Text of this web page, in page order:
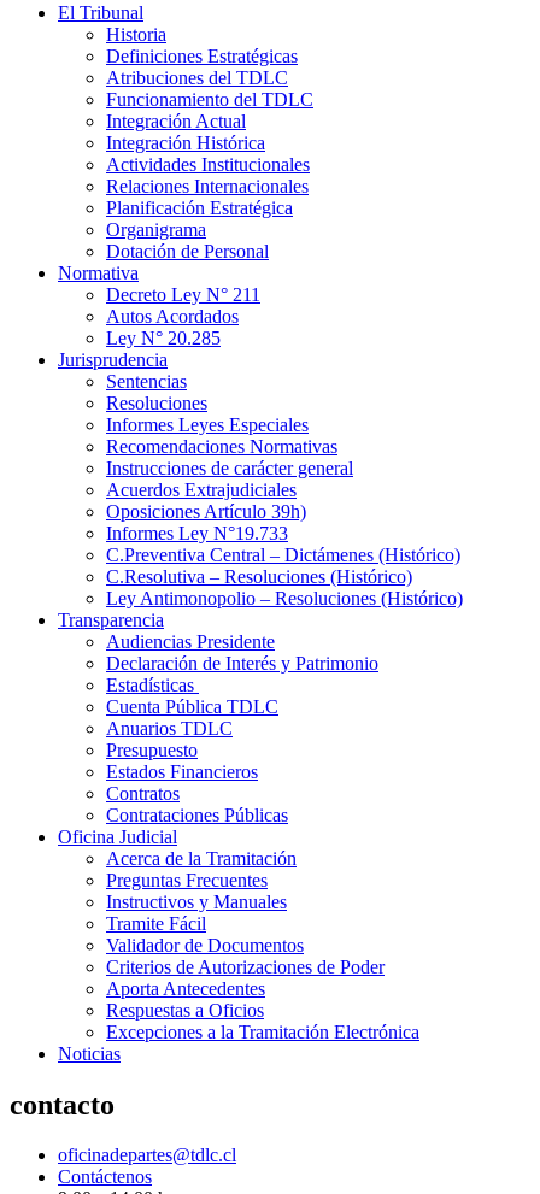
El Tribunal
Historia
Definiciones Estratégicas
Atribuciones del TDLC
Funcionamiento del TDLC
Integración Actual
Integración Histórica
Actividades Institucionales
Relaciones Internacionales
Planificación Estratégica
Organigrama
Dotación de Personal
Normativa
Decreto Ley N° 211
Autos Acordados
Ley N° 20.285
Jurisprudencia
Sentencias
Resoluciones
Informes Leyes Especiales
Recomendaciones Normativas
Instrucciones de carácter general
Acuerdos Extrajudiciales
Oposiciones Artículo 39h)
Informes Ley N°19.733
C.Preventiva Central – Dictámenes (Histórico)
C.Resolutiva – Resoluciones (Histórico)
Ley Antimonopolio – Resoluciones (Histórico)
Transparencia
Audiencias Presidente
Declaración de Interés y Patrimonio
Estadísticas
Cuenta Pública TDLC
Anuarios TDLC
Presupuesto
Estados Financieros
Contratos
Contrataciones Públicas
Oficina Judicial
Acerca de la Tramitación
Preguntas Frecuentes
Instructivos y Manuales
Tramite Fácil
Validador de Documentos
Criterios de Autorizaciones de Poder
Aporta Antecedentes
Respuestas a Oficios
Excepciones a la Tramitación Electrónica
Noticias
contacto
oficinadepartes@tdlc.cl
Contáctenos